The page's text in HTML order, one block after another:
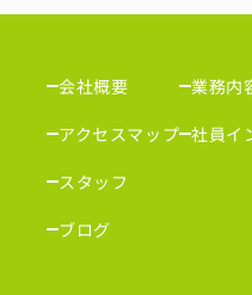
会社概要
アクセスマップ
スタッフ
ブログ
業務内
社員イ